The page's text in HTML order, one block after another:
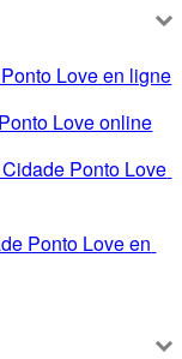
Love en ligne
Love online
Ponto Love
Ponto Love en